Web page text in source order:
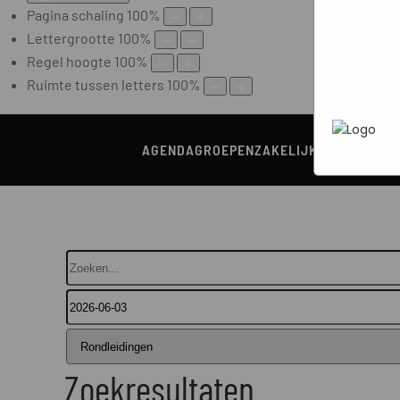
Pagina schaling 100%
Lettergrootte 100%
Regel hoogte 100%
Ruimte tussen letters 100%
AGENDAGROEPENZAKELIJK
Zoeken...
Zoekresultaten
uw
heen
wordt